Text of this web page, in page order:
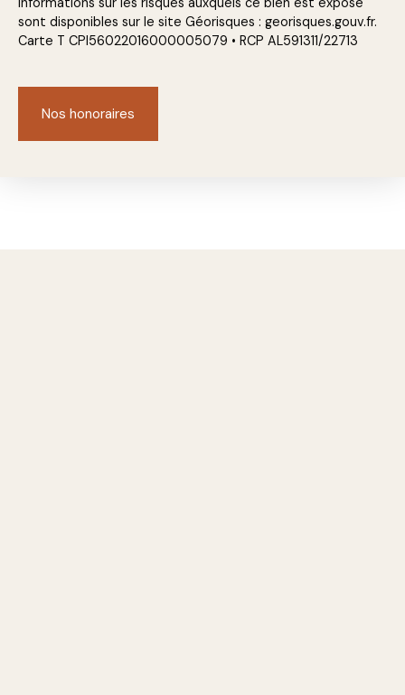
sont disponibles sur le site Géorisques : georisques.gouv.fr.
Carte T CPI56022016000005079 • RCP AL591311/22713
Nos honoraires